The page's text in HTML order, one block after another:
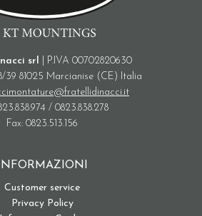
srl
| P.IVA 00702820630
39 81025 Marcianise (CE) Italia
/ 0823.838.278
Fax: 0823.513.156
INFORMAZIONI
Customer service
Privacy Policy